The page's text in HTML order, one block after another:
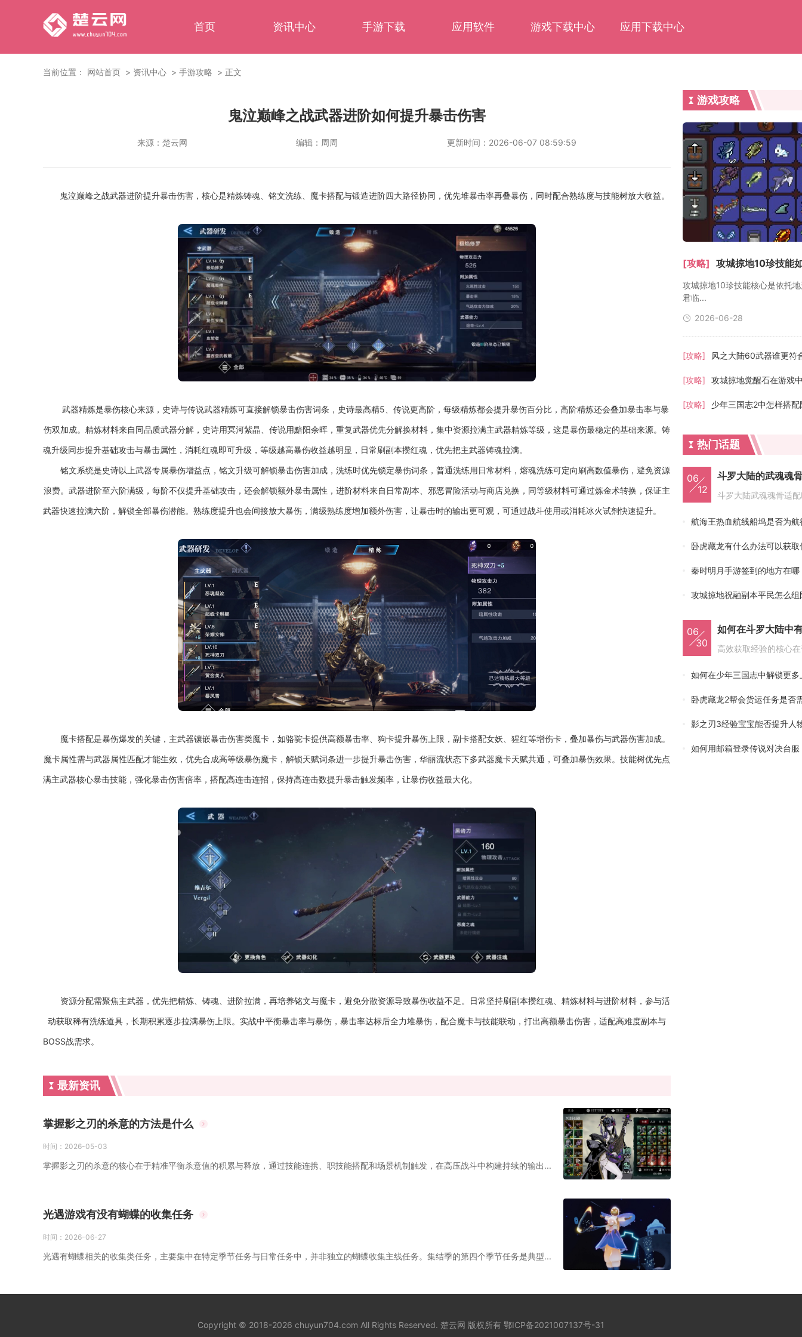
首页 资讯中心 手游下载 应用软件 游戏下载中心 应用下载中心
当前位置： 网站首页 资讯中心 手游攻略 正文
鬼泣巅峰之战武器进阶如何提升暴击伤害
来源： 楚云网 编辑： 周周 更新时间： 2026-06-07 08:59:59
鬼泣巅峰之战武器进阶提升暴击伤害，核心是精炼铸魂、铭文洗练、魔卡搭配与锻造进阶四大路径协同，优先堆暴击率再叠暴伤，同时配合熟练度与技能树放大收益。
武器精炼是暴伤核心来源，史诗与传说武器精炼可直接解锁暴击伤害词条，史诗最高精5、传说更高阶，每级精炼都会提升暴伤百分比，高阶精炼还会叠加暴击率与暴
伤双加成。精炼材料来自同品质武器分解，史诗用冥河紫晶、传说用黯阳余晖，重复武器优先分解换材料，集中资源拉满主武器精炼等级，这是暴伤最稳定的基础来源。铸
魂升级同步提升基础攻击与暴击属性，消耗红魂即可升级，等级越高暴伤收益越明显，日常刷副本攒红魂，优先把主武器铸魂拉满。
铭文系统是史诗以上武器专属暴伤增益点，铭文升级可解锁暴击伤害加成，洗练时优先锁定暴伤词条，普通洗练用日常材料，熔魂洗练可定向刷高数值暴伤，避免资源
浪费。武器进阶至六阶满级，每阶不仅提升基础攻击，还会解锁额外暴击属性，进阶材料来自日常副本、邪恶冒险活动与商店兑换，同等级材料可通过炼金术转换，保证主
武器快速拉满六阶，解锁全部暴伤潜能。熟练度提升也会间接放大暴伤，满级熟练度增加额外伤害，让暴击时的输出更可观，可通过战斗使用或消耗冰火试剂快速提升。
魔卡搭配是暴伤爆发的关键，主武器镶嵌暴击伤害类魔卡，如骆驼卡提供高额暴击率、狗卡提升暴伤上限，副卡搭配女妖、猩红等增伤卡，叠加暴伤与武器伤害加成。
魔卡属性需与武器属性匹配才能生效，优先合成高等级暴伤魔卡，解锁天赋词条进一步提升暴击伤害，华丽流状态下多武器魔卡天赋共通，可叠加暴伤效果。技能树优先点
满主武器核心暴击技能，强化暴击伤害倍率，搭配高连击连招，保持高连击数提升暴击触发频率，让暴伤收益最大化。
资源分配需聚焦主武器，优先把精炼、铸魂、进阶拉满，再培养铭文与魔卡，避免分散资源导致暴伤收益不足。日常坚持刷副本攒红魂、精炼材料与进阶材料，参与活
动获取稀有洗练道具，长期积累逐步拉满暴伤上限。实战中平衡暴击率与暴伤，暴击率达标后全力堆暴伤，配合魔卡与技能联动，打出高额暴击伤害，适配高难度副本与
BOSS战需求。
最新资讯
掌握影之刃的杀意的方法是什么
时间： 2026-05-03
掌握影之刃的杀意的核心在于精准平衡杀意值的积累与释放，通过技能连携、职技能搭配和场景机制触发，在高压战斗中构建持续的输出...
光遇游戏有没有蝴蝶的收集任务
时间： 2026-06-27
光遇有蝴蝶相关的收集类任务，主要集中在特定季节任务与日常任务中，并非独立的蝴蝶收集主线任务。集结季的第四个季节任务是典型...
游戏攻略
[攻略]
攻城掠地10珍技能核心是依托
君临...
2026-06-28
[攻略] 风之大陆60武器谁更符
[攻略] 攻城掠地觉醒石在游戏
[攻略]
热门话题
06
12
斗罗大陆的武魂魂
卧虎藏龙有什么办法可以获
秦时明月手游签到的地方在哪
攻城掠地祝融副本平民怎么组
06
30
如何在斗罗大陆中
如何在少年三国志中解锁更多
卧虎藏龙2帮会货运任务是否
影之刃3经验宝宝能否提升人
如何用邮箱登录传说对决台服
Copyright © 2018-2026 chuyun704.com All Rights Reserved. 楚云网 版权所有 鄂ICP备2021007137号-31